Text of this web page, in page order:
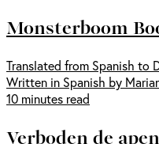
Monsterboom
Translated from Spanish to
Written in Spanish by
10 minutes read
Verboden de